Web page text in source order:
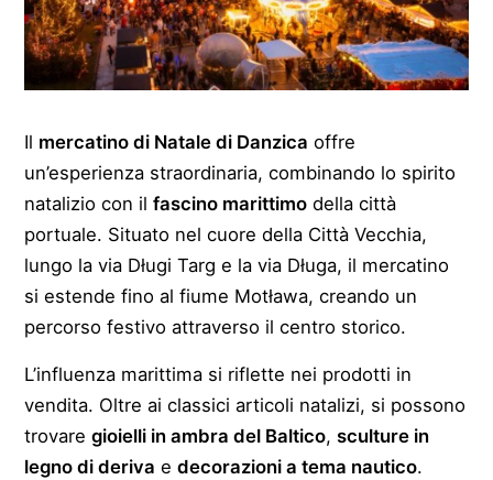
Il mercatino di Natale di Danzica offre
un’esperienza straordinaria, combinando lo spirito
natalizio con ilfascino marittimo della città
portuale. Situato nel cuore della Città Vecchia,
lungo la via Długi Targ e la via Długa, il mercatino
si estende fino al fiume Motława, creando un
percorso festivo attraverso il centro storico.
L’influenza marittima si riflette nei prodotti in
vendita. Oltre ai classici articoli natalizi, si possono
trovaregioielli in ambra del Baltico,sculture in
legno di deriva edecorazioni a tema nautico.